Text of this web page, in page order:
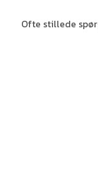
Ofte stillede